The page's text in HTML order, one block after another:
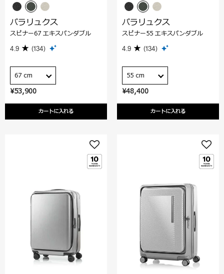
¥53,900
カートに入れる
パラリュクス
スピナー67 エキスパンダブル
4.9 (134)
67 cm
¥48,400
カートに入れる
パラリュクス
スピナー55 エキスパンダブル
4.9 (134)
55 cm